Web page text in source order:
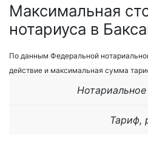
Максимальная
нотариуса в
По данным Федеральной
действие и максимальная сумма
Тариф,